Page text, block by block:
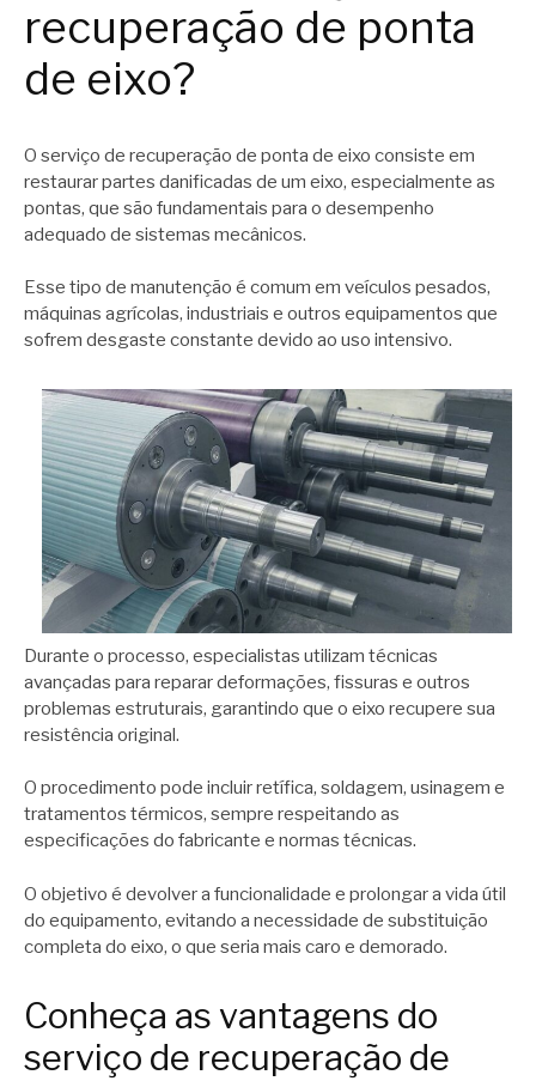
recuperação de ponta
de eixo?
O serviço de recuperação de ponta de eixo consiste em
restaurar partes danificadas de um eixo, especialmente as
pontas, que são fundamentais para o desempenho
adequado de sistemas mecânicos.
Esse tipo de manutenção é comum em veículos pesados,
máquinas agrícolas, industriais e outros equipamentos que
sofrem desgaste constante devido ao uso intensivo.
Durante o processo, especialistas utilizam técnicas
avançadas para reparar deformações, fissuras e outros
problemas estruturais, garantindo que o eixo recupere sua
resistência original.
O procedimento pode incluir retífica, soldagem, usinagem e
tratamentos térmicos, sempre respeitando as
especificações do fabricante e normas técnicas.
O objetivo é devolver a funcionalidade e prolongar a vida útil
do equipamento, evitando a necessidade de substituição
completa do eixo, o que seria mais caro e demorado.
Conheça as vantagens do
serviço de recuperação de